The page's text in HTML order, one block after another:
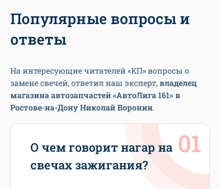
Популярные вопросы и
ответы
На интересующие читателей «КП» вопросы о
замене свечей, ответил наш эксперт,владелец
магазина автозапчастей «АвтоЛига 161» в
Ростове-на-Дону Николай Воронин.
О чем говорит нагар на
свечах зажигания?